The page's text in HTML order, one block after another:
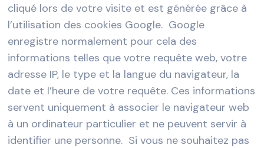
cliqué lors de votre visite et est générée grâce à
l’utilisation des cookies Google. Google
enregistre normalement pour cela des
informations telles que votre requête web, votre
adresse IP, le type et la langue du navigateur, la
date et l’heure de votre requête. Ces informations
servent uniquement à associer le navigateur web
à un ordinateur particulier et ne peuvent servir à
identifier une personne. Si vous ne souhaitez pas